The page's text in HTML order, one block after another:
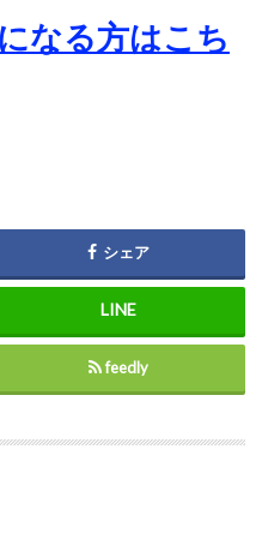
なる方はこち
シェア
feedly